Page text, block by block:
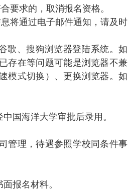
要求的，取消报名资格。
将通过电子邮件通知，请及时
歌、搜狗浏览器登陆系统。如
存在等问题可能是浏览器不兼
模式切换）、更换浏览器。如
国海洋大学审批后录用。
管理，待遇参照学校同条件事
报名材料。